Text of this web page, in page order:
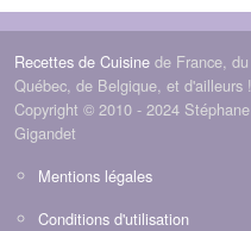
Recettes de Cuisine de France, du
Québec, de Belgique, et d'ailleurs !
Copyright © 2010 - 2024 Stéphane
Gigandet
Mentions légales
Conditions d'utilisation